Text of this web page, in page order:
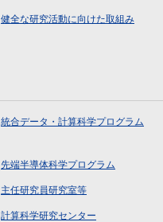
健全な研究活動に向けた取組み
統合データ・計算科学プログラム
先端半導体科学プログラム
主任研究員研究室等
計算科学研究センター